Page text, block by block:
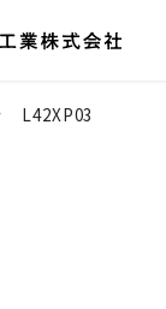
L42XP03